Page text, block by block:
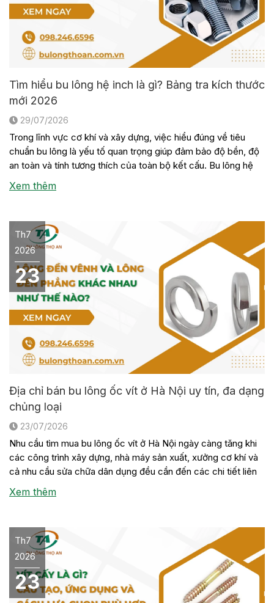
Tìm hiểu bu lông hệ inch là gì? Bảng tra kích thước
mới 2026
29/07/2026
Trong lĩnh vực cơ khí và xây dựng, việc hiểu đúng về tiêu
chuẩn bu lông là yếu tố quan trọng giúp đảm bảo độ bền, độ
an toàn và tính tương thích của toàn bộ kết cấu. Bu lông hệ
inch là một trong những loại bu lông được sử dụng phổ biến
trong […]
Xem thêm
Th7
2026
23
Địa chỉ bán bu lông ốc vít ở Hà Nội uy tín, đa dạng
chủng loại
23/07/2026
Nhu cầu tìm mua bu lông ốc vít ở Hà Nội ngày càng tăng khi
các công trình xây dựng, nhà máy sản xuất, xưởng cơ khí và
cả nhu cầu sửa chữa dân dụng đều cần đến các chi tiết liên
kết này. Tuy nhiên, không phải đơn vị nào cũng có sẵn đầy
[…]
Xem thêm
Th7
2026
23